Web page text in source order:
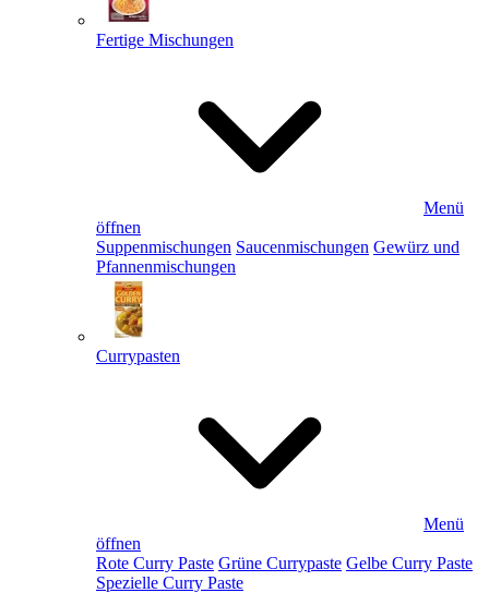
Fertige Mischungen
Menü
öffnen
Suppenmischungen Saucenmischungen Gewürz und
Pfannenmischungen
Currypasten
Menü
öffnen
Rote Curry Paste Grüne Currypaste Gelbe Curry Paste
Spezielle Curry Paste